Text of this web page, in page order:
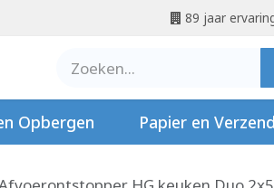
89 jaar
Opbergen Papier en